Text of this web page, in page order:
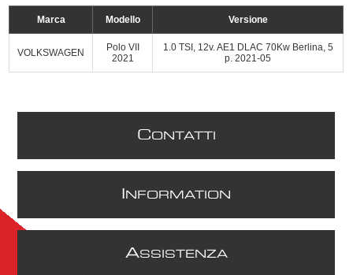
Marca Modello Versione
VOLKSWAGEN
Polo VII
2021
1.0 TSI, 12v. AE1 DLAC 70Kw Berlina, 5
p. 2021-05
CONTATTI
NFORMATION
ASSISTENZA